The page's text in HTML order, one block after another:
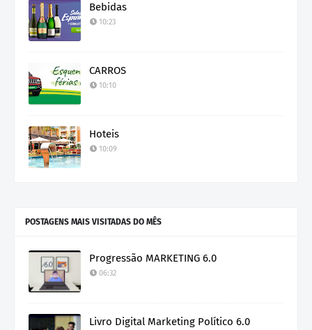
Bebidas
10:23
CARROS
10:10
Hoteis
10:09
POSTAGENS MAIS VISITADAS DO MÊS
Progressão MARKETING 6.0
06:32
Livro Digital Marketing Político 6.0